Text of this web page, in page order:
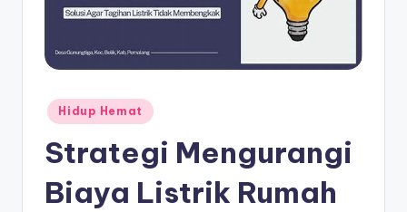
Posted
in
Hidup Hemat
Strategi Mengurangi
Biaya Listrik Rumah